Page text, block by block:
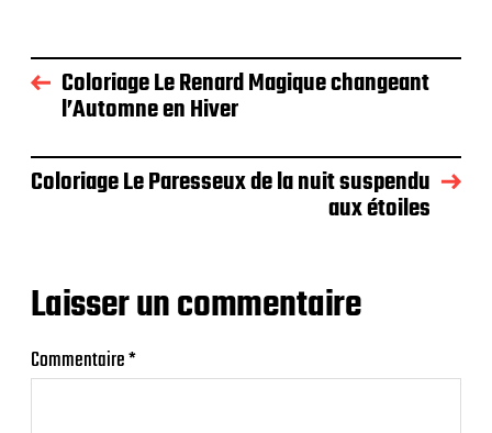
Coloriage Le Renard Magique changeant
l’Automne en Hiver
Coloriage Le Paresseux de la nuit suspendu
aux étoiles
Laisser un commentaire
Commentaire*